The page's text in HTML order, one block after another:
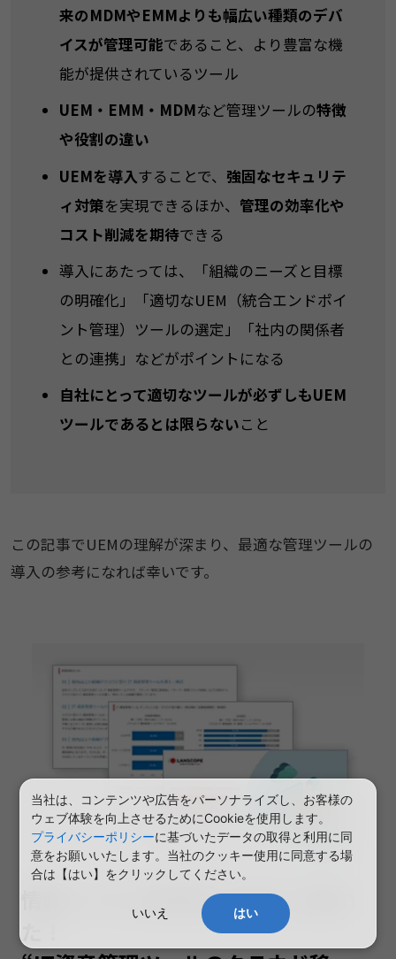
来のMDMやEMMよりも幅広い種類のデバ
イスが管理可能であること、より豊富な機
能が提供されているツール
UEM・EMM・MDMなど管理ツールの特徴
や役割の違い
UEMを導入することで、 強固なセキュリテ
ィ対策を実現できるほか、 管理の効率化や
コスト削減を期待できる
導入にあたっては、「組織のニーズと目標
の明確化」「適切なUEM（統合エンドポイ
ント管理）ツールの選定」「社内の関係者
との連携」などがポイントになる
自社にとって適切なツールが必ずしもUEM
ツールであるとは限らないこと
この記事でUEMの理解が深まり、最適な管理ツールの
導入の参考になれば幸いです。
情報システム担当者 1,000人に聞い
当社は、コンテンツや広告をパーソナライズし、お客様の
ウェブ体験を向上させるためにCookieを使用します。
プライバシーポリシーに基づいたデータの取得と利用に同
意をお願いいたします。当社のクッキー使用に同意する場
合は【はい】をクリックしてください。
いいえ はい